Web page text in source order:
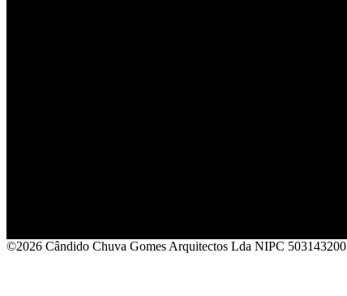
©2026 Cândido Chuva Gomes Arquitectos Lda NIPC 503143200